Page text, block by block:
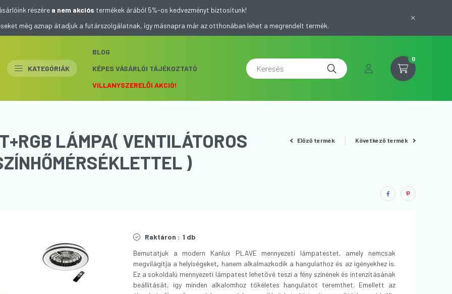
részére a nem akciós termékek árából 5%-os kedvezményt biztosítunk!
még aznap átadjuk a futárszolgálatnak, így másnapra már az otthonában lehet a megrendelt termék.
KATEGÓRIÁK
BLOG
KÉPES VÁSÁRLÓI TÁJÉKOZTATÓ
VILLANYSZERELŐI AKCIÓ!
0
Előző termék Következő termék
)
Raktáron : 1 db
Bemutatjuk a modern Kanlux PLAVE mennyezeti lámpatestet, amely nemcsak
megvilágítja a helyiségeket, hanem alkalmazkodik a hangulathoz és az igényekhez is.
Ez a sokoldalú mennyezeti lámpatest lehetővé teszi a fény színének és intenzitásának
beállítását, így minden alkalomhoz tökéletes hangulatot teremthet. Emellett az